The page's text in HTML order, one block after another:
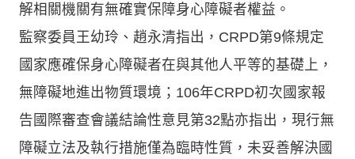
解相關機關有無確實保障身心障礙者權益。
監察委員王幼玲、趙永清指出，CRPD第9條規定
國家應確保身心障礙者在與其他人平等的基礎上，
無障礙地進出物質環境；106年CRPD初次國家報
告國際審查會議結論性意見第32點亦指出，現行無
障礙立法及執行措施僅為臨時性質，未妥善解決國